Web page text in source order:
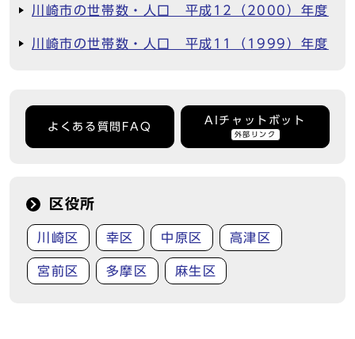
川崎市の世帯数・人口 平成12（2000）年度
川崎市の世帯数・人口 平成11（1999）年度
よくある質問FAQ
AIチャットボット
外部リンク
区役所
川崎区 幸区 中原区 高津区
宮前区 多摩区 麻生区